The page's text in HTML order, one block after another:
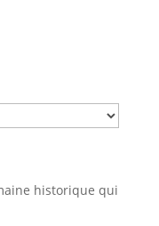
historique qui